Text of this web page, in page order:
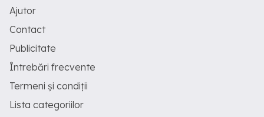
Ajutor
Contact
Publicitate
Întrebări frecvente
Termeni și condiții
Lista categoriilor